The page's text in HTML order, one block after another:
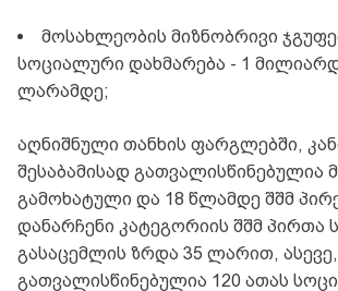
მოსახლეობის მიზნობრივი
სოციალური დახმარება - 1
ლარამდე;
აღნიშნული თანხის ფარგლებში,
შესაბამისად გათვალისწინებულია
გამოხატული და 18 წლამდე შშმ
დანარჩენი კატეგორიის შშმ პირთა
გასაცემლის ზრდა 35 ლარით, ასევე,
გათვალისწინებულია 120 ათას